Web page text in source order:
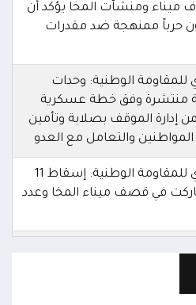
ميناء ومنشآت المخا يؤكد أن
حرباً ممنهجة ضد مقدرات
للمقاومة الوطنية: وحدات
منتشرة وفق خطة عسكرية
إدارة الموقف بصلابة وتأمين
والتعامل مع العدو
الإعلام العسكري للمقاومة الوطنية: إسقاط 11
في قصف ميناء المخا وعدد
ومنشآت مدنية آخرى